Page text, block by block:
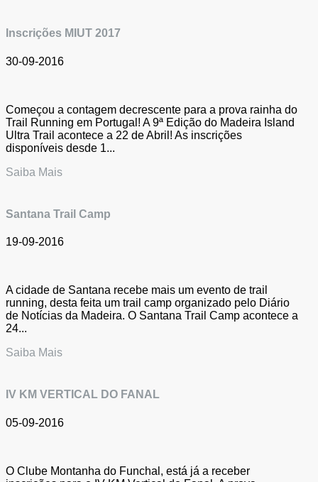
Inscrições MIUT 2017
30-09-2016
Começou a contagem decrescente para a prova rainha do
Trail Running em Portugal! A 9ª Edição do Madeira Island
Ultra Trail acontece a 22 de Abril! As inscrições
disponíveis desde 1...
Saiba Mais
Santana Trail Camp
19-09-2016
A cidade de Santana recebe mais um evento de trail
running, desta feita um trail camp organizado pelo Diário
de Notícias da Madeira. O Santana Trail Camp acontece a
24...
Saiba Mais
IV KM VERTICAL DO FANAL
05-09-2016
O Clube Montanha do Funchal, está já a receber